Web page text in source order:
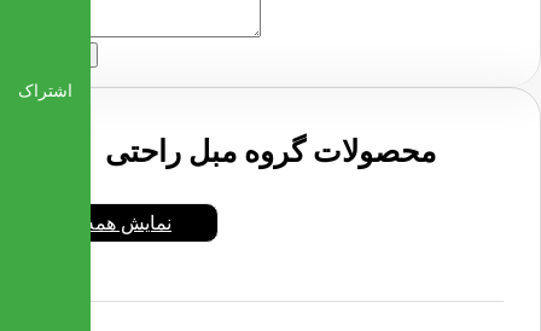
محصولات گروه مبل راحتی
نمایش همه
اشتراک